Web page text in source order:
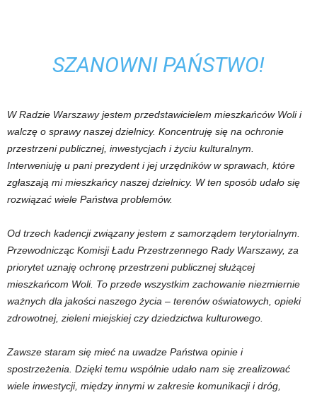
SZANOWNI PAŃSTWO!
W Radzie Warszawy jestem przedstawicielem mieszkańców Woli i
walczę o sprawy naszej dzielnicy. Koncentruję się na ochronie
przestrzeni publicznej, inwestycjach i życiu kulturalnym.
Interweniuję u pani prezydent i jej urzędników w sprawach, które
zgłaszają mi mieszkańcy naszej dzielnicy. W ten sposób udało się
rozwiązać wiele Państwa problemów.
Od trzech kadencji związany jestem z samorządem terytorialnym.
Przewodnicząc Komisji Ładu Przestrzennego Rady Warszawy, za
priorytet uznaję ochronę przestrzeni publicznej służącej
mieszkańcom Woli. To przede wszystkim zachowanie niezmiernie
ważnych dla jakości naszego życia – terenów oświatowych, opieki
zdrowotnej, zieleni miejskiej czy dziedzictwa kulturowego.
Zawsze staram się mieć na uwadze Państwa opinie i
spostrzeżenia. Dzięki temu wspólnie udało nam się zrealizować
wiele inwestycji, między innymi w zakresie komunikacji i dróg,